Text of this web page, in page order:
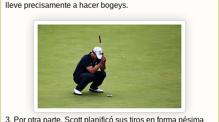
lleve precisamente a hacer bogeys.
3. Por otra parte, Scott planificó sus tiros en forma pésima